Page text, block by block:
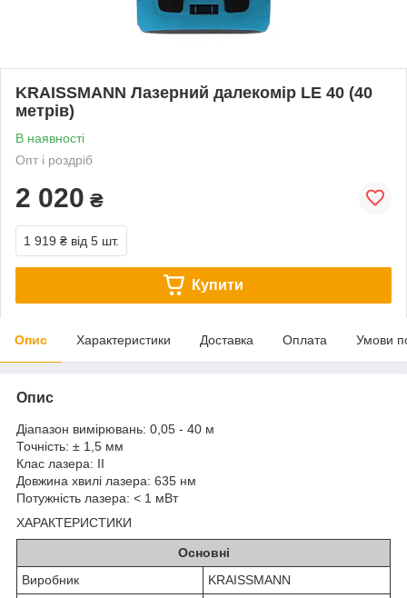
KRAISSMANN Лазерний далекомір LE 40 (40
метрів)
В наявності
Опт і роздріб
2 020 ₴
1 919 ₴ від 5 шт.
Купити
Опис Характеристики Доставка Оплата Умови
Опис
Діапазон вимірювань: 0,05 - 40 м
Точність: ± 1,5 мм
Клас лазера: II
Довжина хвилі лазера: 635 нм
Потужність лазера: < 1 мВт
ХАРАКТЕРИСТИКИ
Основні
Виробник
KRAISSMANN